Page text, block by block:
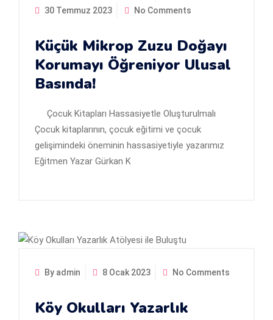
30 Temmuz 2023
No Comments
Küçük Mikrop Zuzu Doğayı
Korumayı Öğreniyor Ulusal
Basında!
Çocuk Kitapları Hassasiyetle Oluşturulmalı
Çocuk kitaplarının, çocuk eğitimi ve çocuk
gelişimindeki öneminin hassasiyetiyle yazarımız
Eğitmen Yazar Gürkan K
By admin 8 Ocak 2023 No Comments
Köy Okulları Yazarlık